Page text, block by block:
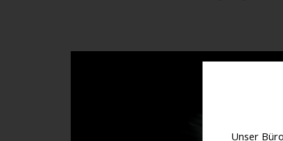
Unser